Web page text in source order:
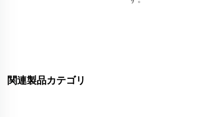
関連製品カテゴリ